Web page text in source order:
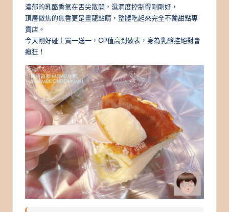
濃郁的乳酪香氣在舌尖散開，濕潤度控制得剛剛好，
頂層微焦的焦香更是畫龍點睛，整體吃起來完全不輸甜點專
賣店。
今天剛好碰上買一送一，CP值高到破表，身為乳酪控絕對會
瘋狂！